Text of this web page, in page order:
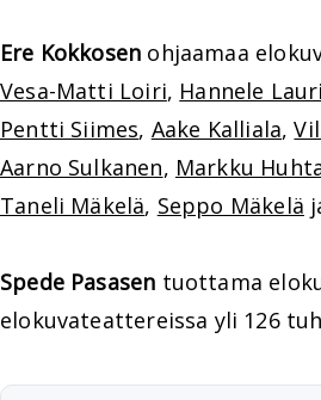
Ere Kokkosen ohjaamaa
Vesa-Matti Loiri, Hannele Lauri
Pentti Siimes, Aake Kalliala,
Aarno Sulkanen, Markku
Taneli Mäkelä, Seppo Mäkelä
Spede Pasasen tuottama
elokuvateattereissa yli 126